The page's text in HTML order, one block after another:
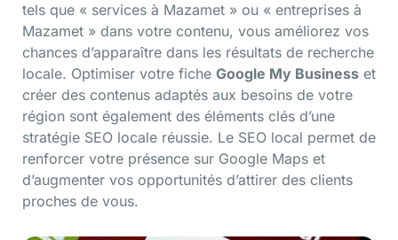
tels que « services à Mazamet » ou « entreprises à
Mazamet » dans votre contenu, vous améliorez vos
chances d’apparaître dans les résultats de recherche
locale. Optimiser votre fiche Google My Business et
créer des contenus adaptés aux besoins de votre
région sont également des éléments clés d’une
stratégie SEO locale réussie. Le SEO local permet de
renforcer votre présence sur Google Maps et
d’augmenter vos opportunités d’attirer des clients
proches de vous.